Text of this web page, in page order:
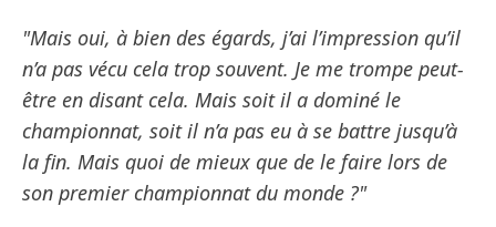
"Mais oui, à bien des égards, j’ai l’impression qu’il
n’a pas vécu cela trop souvent. Je me trompe peut-
être en disant cela. Mais soit il a dominé le
championnat, soit il n’a pas eu à se battre jusqu’à
la fin. Mais quoi de mieux que de le faire lors de
son premier championnat du monde ?"